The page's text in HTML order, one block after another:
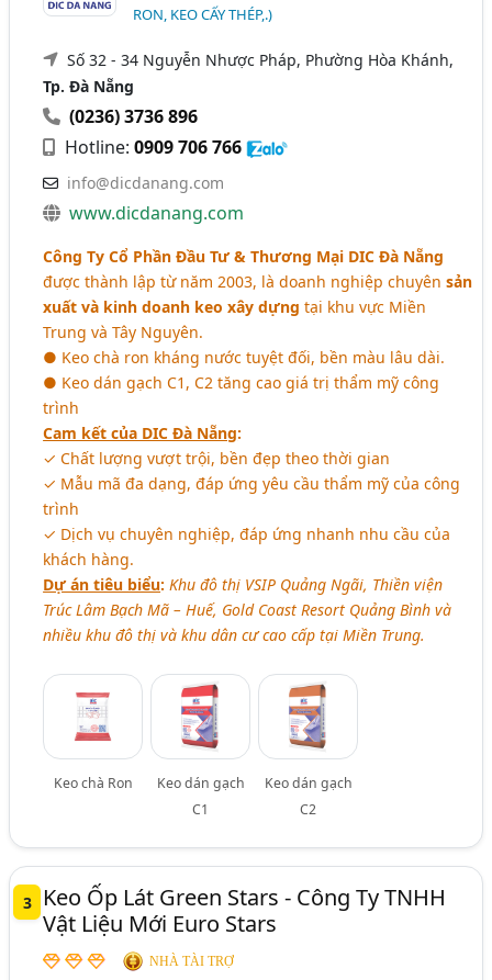
RON, KEO CẤY THÉP,.)
Số 32 - 34 Nguyễn Nhược Pháp, Phường Hòa Khánh,
Tp. Đà Nẵng
(0236) 3736 896
Hotline:0909 706 766
info@dicdanang.com
www.dicdanang.com
Công Ty Cổ Phần Đầu Tư & Thương Mại DIC Đà Nẵng
được thành lập từ năm 2003, là doanh nghiệp chuyênsản
xuất và kinh doanh keo xây dựng tại khu vực Miền
Trung và Tây Nguyên.
● Keo chà ron kháng nước tuyệt đối, bền màu lâu dài.
● Keo dán gạch C1, C2 tăng cao giá trị thẩm mỹ công
trình
Cam kết của DIC Đà Nẵng:
✓ Chất lượng vượt trội, bền đẹp theo thời gian
✓ Mẫu mã đa dạng, đáp ứng yêu cầu thẩm mỹ của công
trình
✓ Dịch vụ chuyên nghiệp, đáp ứng nhanh nhu cầu của
khách hàng.
Dự án tiêu biểu: Khu đô thị VSIP Quảng Ngãi, Thiền viện
Trúc Lâm Bạch Mã – Huế, Gold Coast Resort Quảng Bình và
nhiều khu đô thị và khu dân cư cao cấp tại Miền Trung.
Keo chà Ron
Keo dán gạch
C1
Keo dán gạch
C2
3
Keo Ốp Lát Green Stars - Công Ty TNHH
Vật Liệu Mới Euro Stars
NHÀ TÀI TRỢ